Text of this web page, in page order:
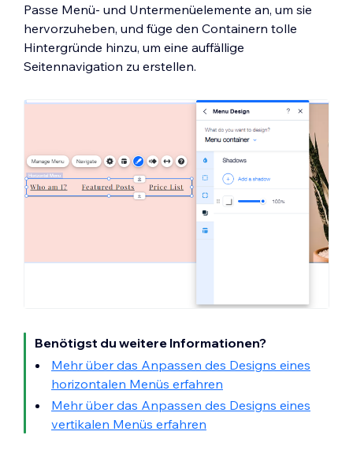
Passe Menü- und Untermenüelemente an, um sie
hervorzuheben, und füge den Containern tolle
Hintergründe hinzu, um eine auffällige
Seitennavigation zu erstellen.
Benötigst du weitere Informationen?
Mehr über das Anpassen des Designs eines
horizontalen Menüs erfahren
Mehr über das Anpassen des Designs eines
vertikalen Menüs erfahren